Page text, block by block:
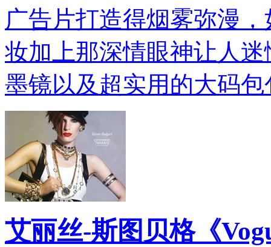
广告片打造得烟雾弥漫
妆加上那深情眼神让人
墨镜以及超实用的大码
艾丽丝-斯图贝格《